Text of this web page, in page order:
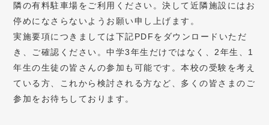
隣の有料駐車場をご利用ください。決して近隣施設にはお
停めになさらないようお願い申し上げます。
実施要項につきましては下記PDFをダウンロードいただ
き、ご確認ください。中学3年生だけではなく、2年生、1
年生の生徒の皆さんの参加も可能です。本校の受験を考え
ている方、これから検討される方など、多くの皆さまのご
参加をお待ちしております。